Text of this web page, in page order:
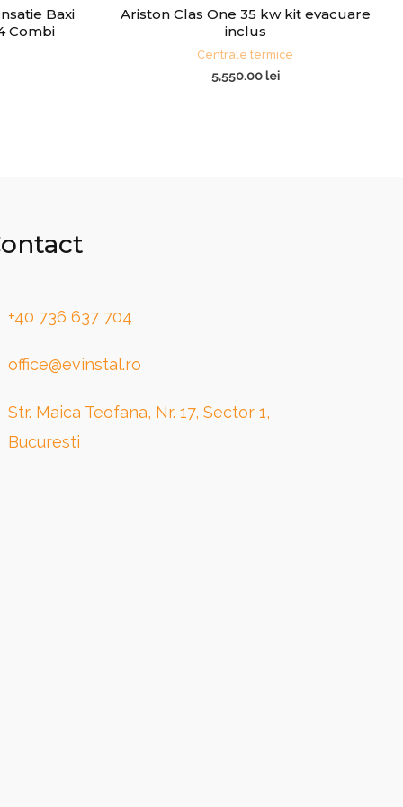
Baxi
Combi
Ariston Clas One 35 kw kit evacuare
inclus
Centrale termice
5,550.00 lei
+40 736 637 704
office@evinstal.ro
Str. Maica Teofana, Nr. 17, Sector 1,
Bucuresti